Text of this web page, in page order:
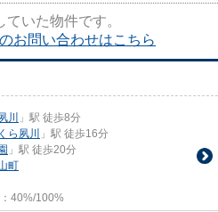
いた物件です。
お問い合わせはこちら
川
」駅 徒歩8分
ら夙川
」駅 徒歩16分
」駅 徒歩20分
町
40%/100%